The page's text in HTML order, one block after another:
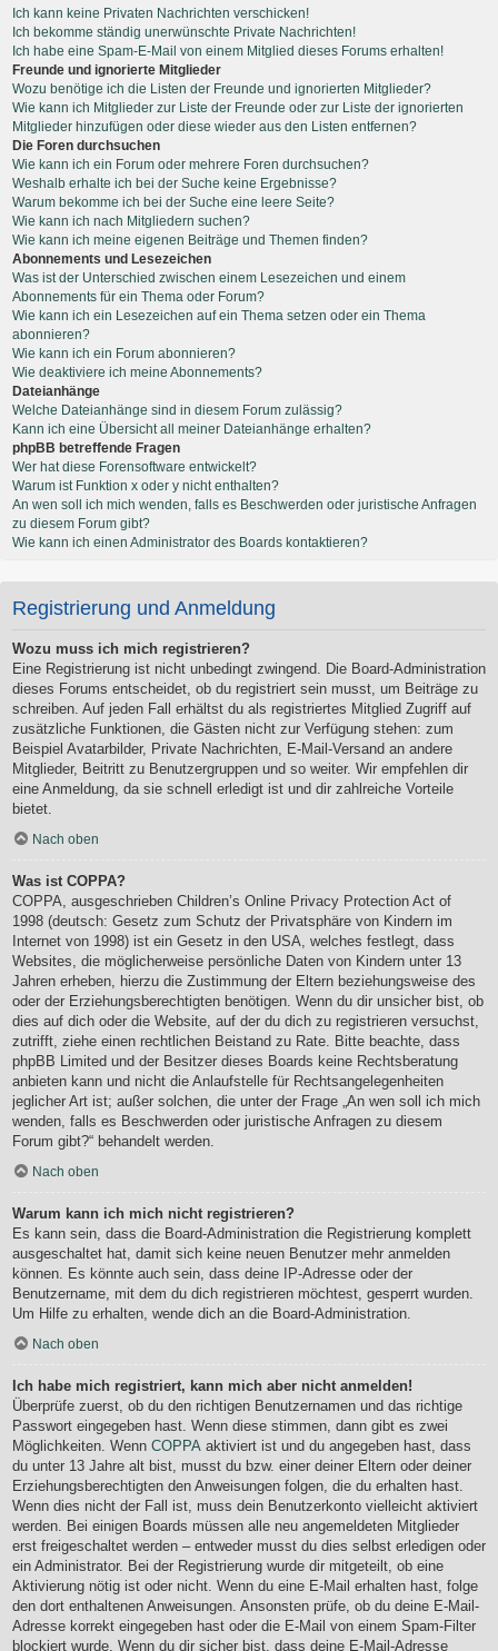
Ich kann keine Privaten Nachrichten verschicken!
Ich bekomme ständig unerwünschte Private Nachrichten!
Ich habe eine Spam-E-Mail von einem Mitglied dieses Forums erhalten!
Freunde und ignorierte Mitglieder
Wozu benötige ich die Listen der Freunde und ignorierten Mitglieder?
Wie kann ich Mitglieder zur Liste der Freunde oder zur Liste der ignorierten
Mitglieder hinzufügen oder diese wieder aus den Listen entfernen?
Die Foren durchsuchen
Wie kann ich ein Forum oder mehrere Foren durchsuchen?
Weshalb erhalte ich bei der Suche keine Ergebnisse?
Warum bekomme ich bei der Suche eine leere Seite?
Wie kann ich nach Mitgliedern suchen?
Wie kann ich meine eigenen Beiträge und Themen finden?
Abonnements und Lesezeichen
Was ist der Unterschied zwischen einem Lesezeichen und einem
Abonnements für ein Thema oder Forum?
Wie kann ich ein Lesezeichen auf ein Thema setzen oder ein Thema
abonnieren?
Wie kann ich ein Forum abonnieren?
Wie deaktiviere ich meine Abonnements?
Dateianhänge
Welche Dateianhänge sind in diesem Forum zulässig?
Kann ich eine Übersicht all meiner Dateianhänge erhalten?
phpBB betreffende Fragen
Wer hat diese Forensoftware entwickelt?
Warum ist Funktion x oder y nicht enthalten?
An wen soll ich mich wenden, falls es Beschwerden oder juristische Anfragen
zu diesem Forum gibt?
Wie kann ich einen Administrator des Boards kontaktieren?
Registrierung und Anmeldung
Wozu muss ich mich registrieren?
Eine Registrierung ist nicht unbedingt zwingend. Die Board-Administration
dieses Forums entscheidet, ob du registriert sein musst, um Beiträge zu
schreiben. Auf jeden Fall erhältst du als registriertes Mitglied Zugriff auf
zusätzliche Funktionen, die Gästen nicht zur Verfügung stehen: zum
Beispiel Avatarbilder, Private Nachrichten, E-Mail-Versand an andere
Mitglieder, Beitritt zu Benutzergruppen und so weiter. Wir empfehlen dir
eine Anmeldung, da sie schnell erledigt ist und dir zahlreiche Vorteile
bietet.
Nach oben
Was ist COPPA?
COPPA, ausgeschrieben Children’s Online Privacy Protection Act of
1998 (deutsch: Gesetz zum Schutz der Privatsphäre von Kindern im
Internet von 1998) ist ein Gesetz in den USA, welches festlegt, dass
Websites, die möglicherweise persönliche Daten von Kindern unter 13
Jahren erheben, hierzu die Zustimmung der Eltern beziehungsweise des
oder der Erziehungsberechtigten benötigen. Wenn du dir unsicher bist, ob
dies auf dich oder die Website, auf der du dich zu registrieren versuchst,
zutrifft, ziehe einen rechtlichen Beistand zu Rate. Bitte beachte, dass
phpBB Limited und der Besitzer dieses Boards keine Rechtsberatung
anbieten kann und nicht die Anlaufstelle für Rechtsangelegenheiten
jeglicher Art ist; außer solchen, die unter der Frage „An wen soll ich mich
wenden, falls es Beschwerden oder juristische Anfragen zu diesem
Forum gibt?“ behandelt werden.
Nach oben
Warum kann ich mich nicht registrieren?
Es kann sein, dass die Board-Administration die Registrierung komplett
ausgeschaltet hat, damit sich keine neuen Benutzer mehr anmelden
können. Es könnte auch sein, dass deine IP-Adresse oder der
Benutzername, mit dem du dich registrieren möchtest, gesperrt wurden.
Um Hilfe zu erhalten, wende dich an die Board-Administration.
Nach oben
Ich habe mich registriert, kann mich aber nicht anmelden!
Überprüfe zuerst, ob du den richtigen Benutzernamen und das richtige
Passwort eingegeben hast. Wenn diese stimmen, dann gibt es zwei
Möglichkeiten. Wenn COPPA aktiviert ist und du angegeben hast, dass
du unter 13 Jahre alt bist, musst du bzw. einer deiner Eltern oder deiner
Erziehungsberechtigten den Anweisungen folgen, die du erhalten hast.
Wenn dies nicht der Fall ist, muss dein Benutzerkonto vielleicht aktiviert
werden. Bei einigen Boards müssen alle neu angemeldeten Mitglieder
erst freigeschaltet werden – entweder musst du dies selbst erledigen oder
ein Administrator. Bei der Registrierung wurde dir mitgeteilt, ob eine
Aktivierung nötig ist oder nicht. Wenn du eine E-Mail erhalten hast, folge
den dort enthaltenen Anweisungen. Ansonsten prüfe, ob du deine E-Mail-
Adresse korrekt eingegeben hast oder die E-Mail von einem Spam-Filter
blockiert wurde. Wenn du dir sicher bist, dass deine E-Mail-Adresse